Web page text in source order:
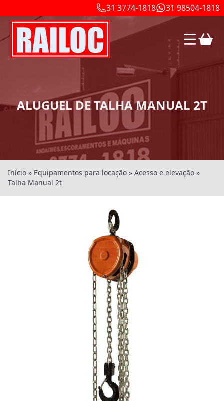
31 3774-1818 31 98504-1818
ALUGUEL DE TALHA MANUAL 2T
Início » Equipamentos para locação » Acesso e elevação »
Talha Manual 2t